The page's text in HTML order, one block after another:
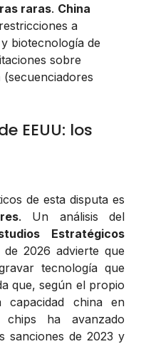
raras. China
a
biotecnología de
sobre
(secuenciadores
EEUU: los
de esta disputa es
. Un análisis del
Estratégicos
2026 advierte que
tecnología que
que, según el propio
capacidad china en
ha avanzado
sanciones de 2023 y